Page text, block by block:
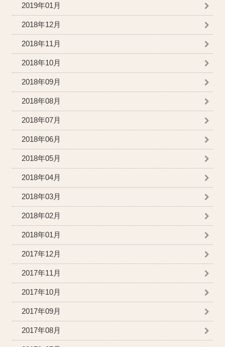
2019年01月
2018年12月
2018年11月
2018年10月
2018年09月
2018年08月
2018年07月
2018年06月
2018年05月
2018年04月
2018年03月
2018年02月
2018年01月
2017年12月
2017年11月
2017年10月
2017年09月
2017年08月